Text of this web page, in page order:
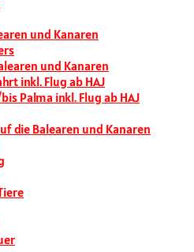
und Kanaren
und Kanaren
inkl. Flug ab HAJ
Palma inkl. Flug ab HAJ
die Balearen und Kanaren